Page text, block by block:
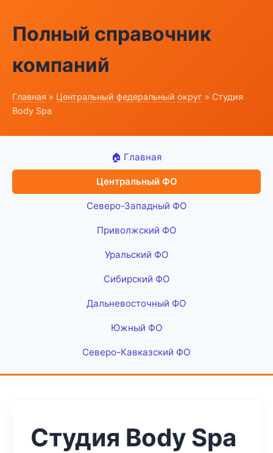
Полный справочник
компаний
Главная » Центральный федеральный округ » Студия
Body Spa
🏠 Главная
Центральный ФО
Северо-Западный ФО
Приволжский ФО
Уральский ФО
Сибирский ФО
Дальневосточный ФО
Южный ФО
Северо-Кавказский ФО
Студия Body Spa